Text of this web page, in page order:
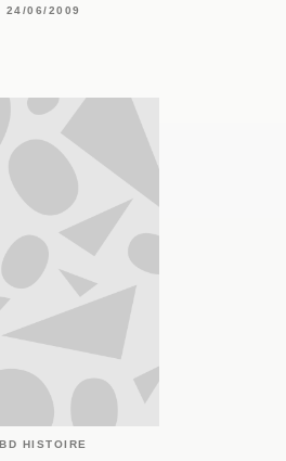
24/06/2009
BD HISTOIRE